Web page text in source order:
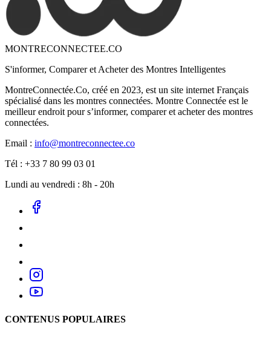
MONTRECONNECTEE.CO
S'informer, Comparer et Acheter des Montres Intelligentes
MontreConnectée.Co, créé en 2023, est un site internet Français
spécialisé dans les montres connectées. Montre Connectée est le
meilleur endroit pour s’informer, comparer et acheter des montres
connectées.
Email : info@montreconnectee.co
Tél : +33 7 80 99 03 01
Lundi au vendredi : 8h - 20h
CONTENUS POPULAIRES